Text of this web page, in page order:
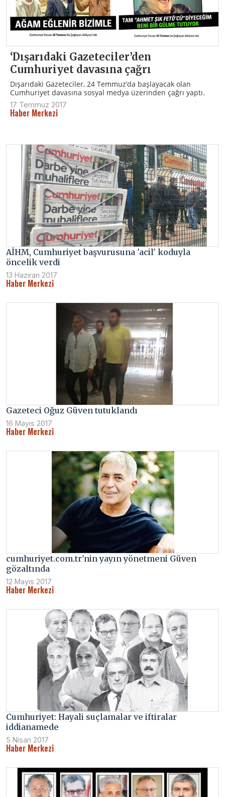
‘Dışarıdaki Gazeteciler’den
Cumhuriyet davasına çağrı
Dışarıdaki Gazeteciler, 24 Temmuz’da başlayacak olan
Cumhuriyet davasına sosyal medya üzerinden çağrı yaptı.
17 Temmuz 2017
Haber Merkezi
AİHM, Cumhuriyet başvurusuna 'acil' koduyla
öncelik verdi
13 Haziran 2017
Haber Merkezi
Gazeteci Oğuz Güven tutuklandı
16 Mayıs 2017
Haber Merkezi
cumhuriyet.com.tr'nin yayın yönetmeni Güven
gözaltında
12 Mayıs 2017
Haber Merkezi
Cumhuriyet: Hayali suçlamalar ve iftiralar
iddianamede
5 Nisan 2017
Haber Merkezi